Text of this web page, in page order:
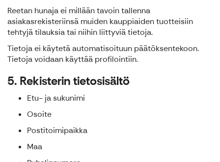
Reetan hunaja ei millään tavoin tallenna
asiakasrekisteriinsä muiden kauppiaiden tuotteisiin
tehtyjä tilauksia tai niihin liittyviä tietoja.
Tietoja ei käytetä automatisoituun päätöksentekoon.
Tietoja voidaan käyttää profilointiin.
5. Rekisterin tietosisältö
Etu- ja sukunimi
Osoite
Postitoimipaikka
Maa